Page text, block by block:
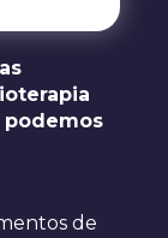
podemos
de